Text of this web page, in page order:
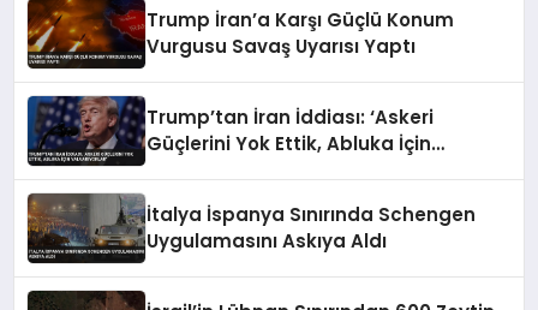
Trump İran’a Karşı Güçlü Konum
Vurgusu Savaş Uyarısı Yaptı
Trump’tan İran İddiası: ‘Askeri
Güçlerini Yok Ettik, Abluka İçin
İtalya İspanya Sınırında Schengen
Uygulamasını Askıya Aldı